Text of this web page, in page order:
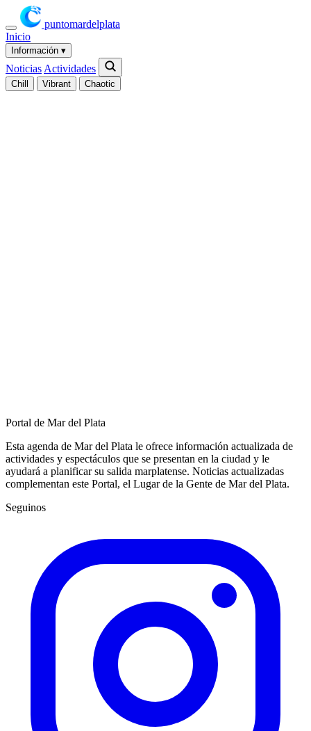
puntomardelplata
Inicio
Información ▾
Noticias Actividades
Chill Vibrant Chaotic
Portal de Mar del Plata
Esta agenda de Mar del Plata le ofrece información actualizada de
actividades y espectáculos que se presentan en la ciudad y le
ayudará a planificar su salida marplatense. Noticias actualizadas
complementan este Portal, el Lugar de la Gente de Mar del Plata.
Seguinos